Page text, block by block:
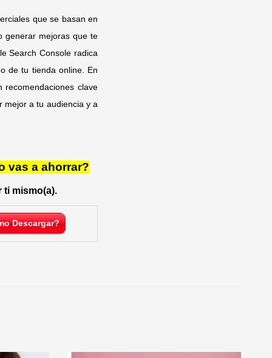
que se basan en
generar mejoras que te
Search Console radica
de tu tienda online. En
clave
mejor a tu audiencia y a
vas a ahorrar?
ti mismo(a).
Descargar?